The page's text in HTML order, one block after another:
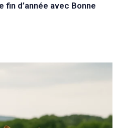
d’année avec Bonne